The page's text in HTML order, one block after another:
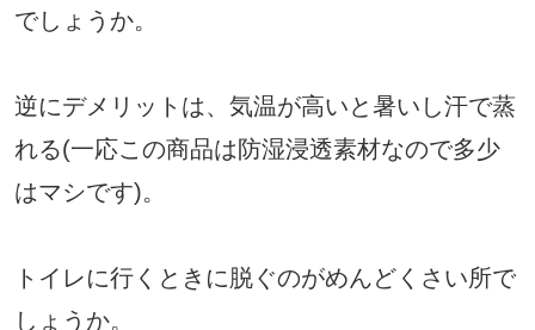
でしょうか。
逆にデメリットは、気温が高いと暑いし汗で蒸
れる(一応この商品は防湿浸透素材なので多少
はマシです)。
トイレに行くときに脱ぐのがめんどくさい所で
しょうか。